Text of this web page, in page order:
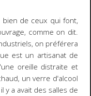
de ceux qui font,
comme on dit.
on préférera
est un artisanat de
oreille distraite et
un verre d'alcool
y a avait des salles de